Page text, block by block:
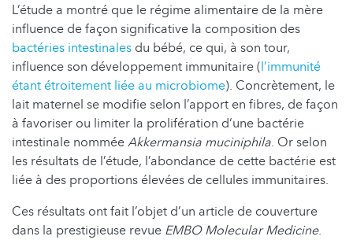
L’étude a montré que le régime alimentaire de la mère
influence de façon significative la composition des
bactéries intestinales du bébé, ce qui, à son tour,
influence son développement immunitaire (l’immunité
étant étroitement liée au microbiome). Concrètement, le
lait maternel se modifie selon l’apport en fibres, de façon
à favoriser ou limiter la prolifération d‘une bactérie
intestinale nomméeAkkermansia muciniphila. Or selon
les résultats de l’étude, l’abondance de cette bactérie est
liée à des proportions élevées de cellules immunitaires.
Ces résultats ont fait l’objet d’un article de couverture
dans la prestigieuse revue EMBO Molecular Medicine.